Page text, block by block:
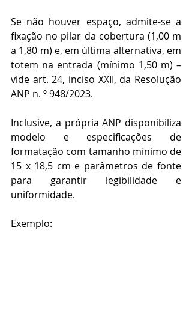
Se não houver espaço, admite‑se a
fixação no pilar da cobertura (1,00 m
a 1,80 m) e, em última alternativa, em
totem na entrada (mínimo 1,50 m) –
vide art. 24, inciso XXII, da Resolução
ANP n. º 948/2023.
Inclusive, a própria ANP disponibiliza
modelo e especificações de
formatação com tamanho mínimo de
15 x 18,5 cm e parâmetros de fonte
para garantir legibilidade e
uniformidade.
Exemplo: